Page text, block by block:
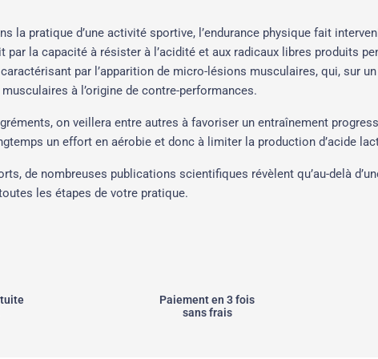
la pratique d’une activité sportive, l’endurance physique fait
par la capacité à résister à l’acidité et aux radicaux libres produits
caractérisant par l’apparition de micro-lésions musculaires, qui, sur
musculaires à l’origine de contre-performances.
on veillera entre autres à favoriser un entraînement
un effort en aérobie et donc à limiter la production d’acide
de nombreuses publications scientifiques révèlent qu’au-delà
les étapes de votre pratique.
Paiement en 3 fois
sans frais